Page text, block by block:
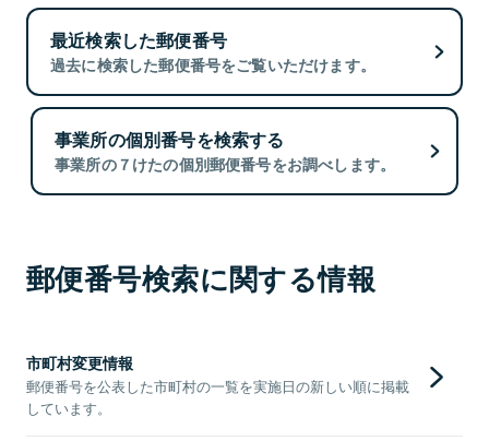
最近検索した郵便番号
過去に検索した郵便番号をご覧いただけます。
事業所の個別番号を検索する
事業所の７けたの個別郵便番号をお調べします。
郵便番号検索に関する情報
市町村変更情報
郵便番号を公表した市町村の一覧を実施日の新しい順に掲載
しています。